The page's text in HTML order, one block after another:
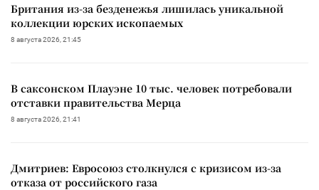
Британия из-за безденежья лишилась уникальной
коллекции юрских ископаемых
8 августа 2026, 21:45
В саксонском Плауэне 10 тыс. человек потребовали
отставки правительства Мерца
8 августа 2026, 21:41
Дмитриев: Евросоюз столкнулся с кризисом из-за
отказа от российского газа